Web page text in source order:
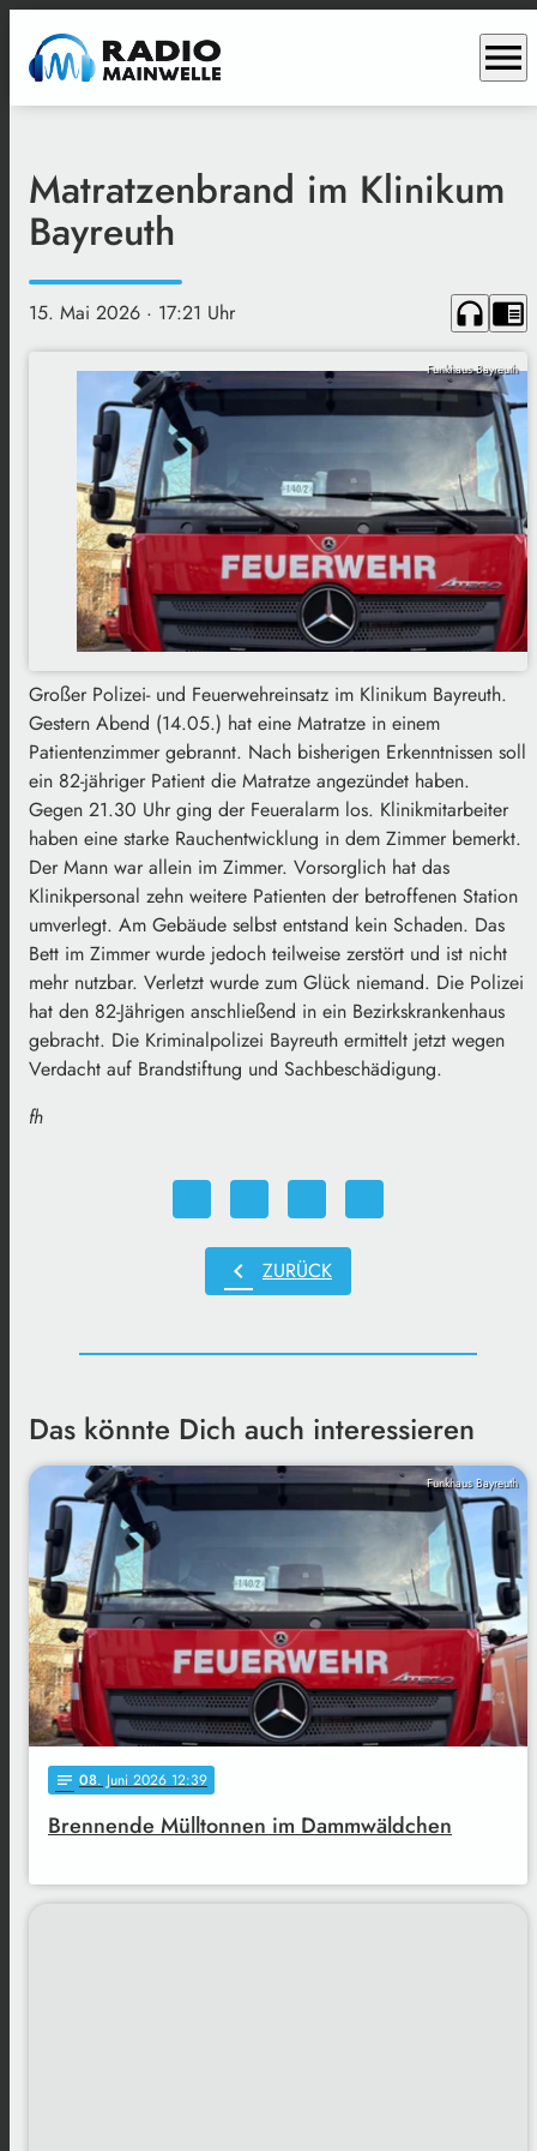
menu
Matratzenbrand im Klinikum
Bayreuth
15. Mai 2026 · 17:21 Uhr headphones chrome_reader_mode
Funkhaus Bayreuth
Großer Polizei- und Feuerwehreinsatz im Klinikum Bayreuth.
Gestern Abend (14.05.) hat eine Matratze in einem
Patientenzimmer gebrannt. Nach bisherigen Erkenntnissen soll
ein 82-jähriger Patient die Matratze angezündet haben.
Gegen 21.30 Uhr ging der Feueralarm los. Klinikmitarbeiter
haben eine starke Rauchentwicklung in dem Zimmer bemerkt.
Der Mann war allein im Zimmer. Vorsorglich hat das
Klinikpersonal zehn weitere Patienten der betroffenen Station
umverlegt. Am Gebäude selbst entstand kein Schaden. Das
Bett im Zimmer wurde jedoch teilweise zerstört und ist nicht
mehr nutzbar. Verletzt wurde zum Glück niemand. Die Polizei
hat den 82-Jährigen anschließend in ein Bezirkskrankenhaus
gebracht. Die Kriminalpolizei Bayreuth ermittelt jetzt wegen
Verdacht auf Brandstiftung und Sachbeschädigung.
fh
chevron_left ZURÜCK
Das könnte Dich auch interessieren
Funkhaus Bayreuth
notes 08. Juni 2026 12:39
Brennende Mülltonnen im Dammwäldchen